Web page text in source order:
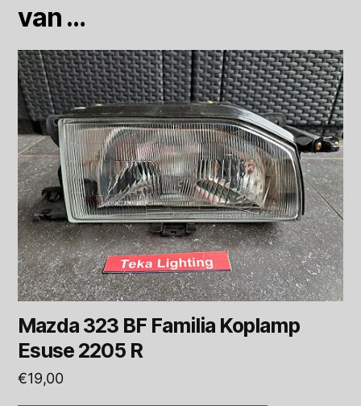
van …
Mazda 323 BF Familia Koplamp
Esuse 2205 R
€19,00